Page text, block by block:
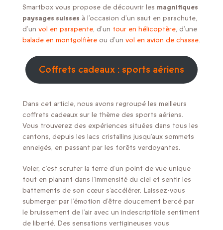
Smartbox vous propose de découvrir les magnifiques
paysages suisses à l’occasion d’un saut en parachute,
d’un vol en parapente, d’un tour en hélicoptère, d’une
balade en montgolfière ou d’un vol en avion de chasse.
Coffrets cadeaux : sports aériens
Dans cet article, nous avons regroupé les meilleurs
coffrets cadeaux sur le thème des sports aériens.
Vous trouverez des expériences situées dans tous les
cantons, depuis les lacs cristallins jusqu’aux sommets
enneigés, en passant par les forêts verdoyantes.
Voler, c’est scruter la terre d’un point de vue unique
tout en planant dans l’immensité du ciel et sentir les
battements de son cœur s’accélérer. Laissez-vous
submerger par l’émotion d’être doucement bercé par
le bruissement de l’air avec un indescriptible sentiment
de liberté. Des sensations vertigineuses vous